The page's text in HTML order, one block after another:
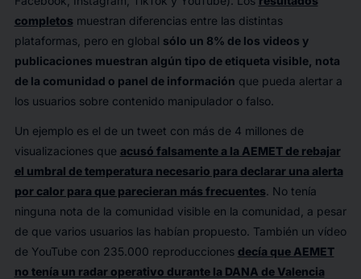
completosmuestran diferencias entre las distintas
plataformas, pero en global sólo un 8% de los videos y
publicaciones muestran algún tipo de etiqueta visible, nota
de la comunidad o panel de información que pueda alertar a
los usuarios sobre contenido manipulador o falso.
Un ejemplo es el de un tweet con más de 4 millones de
visualizaciones que acusó falsamente a la AEMET de rebajar
el umbral de temperatura necesario para declarar una alerta
por calor para que parecieran más frecuentes. No tenía
ninguna nota de la comunidad visible en la comunidad, a pesar
de que varios usuarios las habían propuesto. También un vídeo
de YouTube con 235.000 reproducciones decía que AEMET
no tenía un radar operativo durante la DANA de Valencia